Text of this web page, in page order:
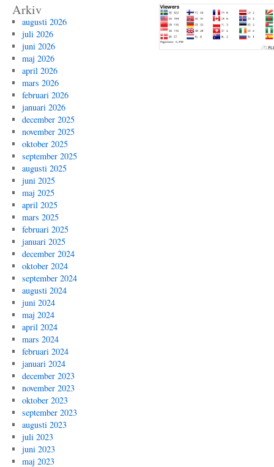
Arkiv
augusti 2026
juli 2026
juni 2026
maj 2026
april 2026
mars 2026
februari 2026
januari 2026
december 2025
november 2025
oktober 2025
september 2025
augusti 2025
juni 2025
maj 2025
april 2025
mars 2025
februari 2025
januari 2025
december 2024
oktober 2024
september 2024
augusti 2024
juni 2024
maj 2024
april 2024
mars 2024
februari 2024
januari 2024
december 2023
november 2023
oktober 2023
september 2023
augusti 2023
juli 2023
juni 2023
maj 2023